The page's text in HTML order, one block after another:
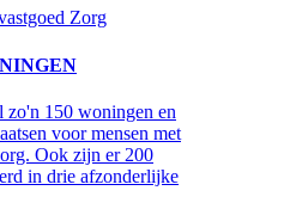
Zorg
zo'n 150 woningen en
voor mensen met
Ook zijn er 200
in drie afzonderlijke